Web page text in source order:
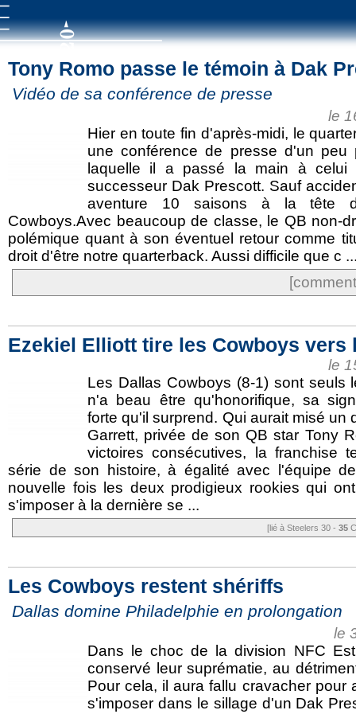
Tony Romo passe le témoin à Dak
Vidéo de sa conférence de presse
le
Hier en toute fin d'après-midi, le
une conférence de presse d'un
laquelle il a passé la main à celui
successeur Dak Prescott. Sauf
aventure 10 saisons à la tête
Cowboys.Avec beaucoup de classe, le QB non-
polémique quant à son éventuel retour comme
droit d'être notre quarterback. Aussi difficile que c
Ezekiel Elliott tire les Cowboys vers
le
Les Dallas Cowboys (8-1) sont seuls
n'a beau être qu'honorifique, sa
forte qu'il surprend. Qui aurait misé un
Garrett, privée de son QB star Tony
victoires consécutives, la franchise
série de son histoire, à égalité avec l'équipe
nouvelle fois les deux prodigieux rookies qui
s'imposer à la dernière se ...
[lié à Steelers 30 - 35
Les Cowboys restent shériffs
Dallas domine Philadelphie en prolongation
le
Dans le choc de la division NFC
conservé leur suprématie, au
Pour cela, il aura fallu cravacher pour
s'imposer dans le sillage d'un Dak